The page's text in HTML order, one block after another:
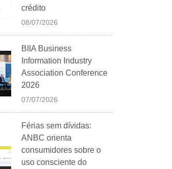
crédito
08/07/2026
BIIA Business
Information Industry
Association Conference
2026
07/07/2026
Férias sem dívidas:
ANBC orienta
consumidores sobre o
uso consciente do